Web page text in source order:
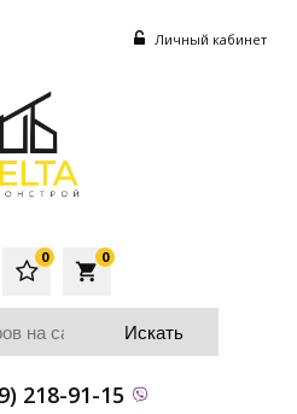
Личный кабинет
local_grocery_store
0
0
218-91-15